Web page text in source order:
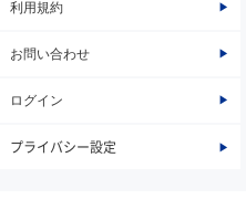
利用規約
お問い合わせ
ログイン
プライバシー設定